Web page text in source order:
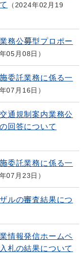
2024年02月19
務公募型プロポー
05月08日
委託業務に係る一
07月16日
通規制案内業務公
回答について
委託業務に係る一
07月23日
ルの審査結果につ
情報発信ホームペ
札の結果について